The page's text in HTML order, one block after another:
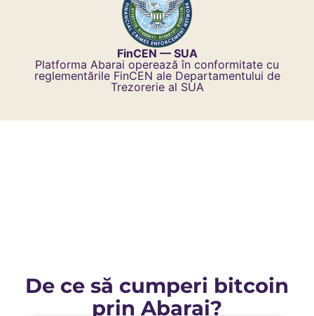
FinCEN — SUA
Platforma Abarai operează în conformitate cu
reglementările FinCEN ale Departamentului de
Trezorerie al SUA
De ce să cumperi bitcoin
prin Abarai?